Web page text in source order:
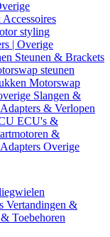
styling
| Overige
Steunen & Brackets
steunen
Motorswap
Slangen &
Adapters & Verlopen
ECU's &
&
Overige
Vertandingen &
Toebehoren